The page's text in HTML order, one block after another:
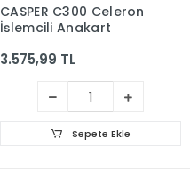
CASPER C300 Celeron
İşlemcili Anakart
3.575,99 TL
Sepete Ekle